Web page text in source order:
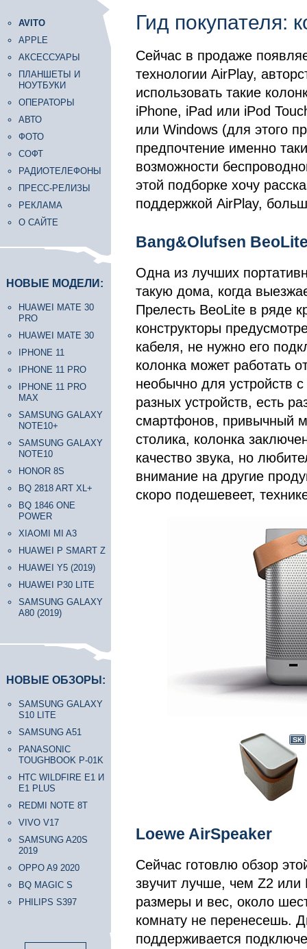
AVITO
APPLE
АКСЕССУАРЫ
ПЛАНШЕТЫ И
НОУТБУКИ
ОПЕРАТОРЫ
АВТО
ФОТО
СОФТ
РАДИОТЕЛЕФОНЫ
ПРЕСС-РЕЛИЗЫ
РЕКЛАМА
О САЙТЕ
НОВЫЕ МОДЕЛИ:
HUAWEI MATE 30
PRO
HUAWEI MATE 30
IPHONE 11
IPHONE 11 PRO
IPHONE 11 PRO
MAX
SAMSUNG GALAXY
NOTE10+
SAMSUNG GALAXY
NOTE10
HONOR 8S
BQ 2818 ART XL+
BQ 1846 ONE
POWER
XIAOMI MI A3
HUAWEI P SMART Z
HUAWEI Y5 (2019)
HUAWEI P30 LITE
SAMSUNG GALAXY
A80 (2019)
НОВЫЕ ОБЗОРЫ:
SAMSUNG GALAXY
S10 LITE
SAMSUNG A51
PANASONIC
TOUGHBOOK P-01K
HTC WILDFIRE E1 И
E1 PLUS
REDMI NOTE 8T
VIVO V17
SAMSUNG A20S
2019
OPPO A9 2020
BQ MAGIC S
PHILIPS S397
Гид покупателя:
Сейчас в продаже
технологии AirPlay,
использовать такие
iPhone, iPad или iPod
или Windows (для этого
предпочтение именно
возможности
этой подборке хочу
поддержкой AirPlay,
Bang&Olufsen
Одна из лучших
такую дома, когда
Прелесть BeoLite в ряде
конструкторы
кабеля, не нужно его
колонка может работать
необычно для устройств
разных устройств, есть
смартфонов, привычный
столика, колонка
качество звука, но
внимание на другие
скоро подешевеет,
Loewe AirSpeaker
Сейчас готовлю обзор
звучит лучше, чем Z2 или
размеры и вес, около
комнату не перенесешь.
поддерживается